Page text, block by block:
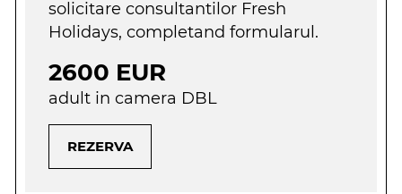
solicitare consultantilor Fresh
Holidays, completand formularul.
2600 EUR
adult in camera DBL
REZERVA